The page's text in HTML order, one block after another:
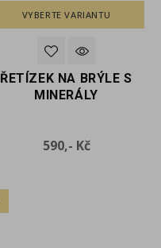
VYBERTE VARIANTU
ŘETÍZEK NA BRÝLE S
MINERÁLY
590,- KčCena